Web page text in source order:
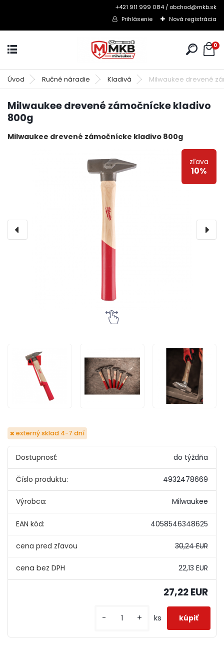
+421 911 999 084 / obchod@mkb.sk
Prihlásenie
Nová registrácia
0
Úvod Ručné náradie Kladivá Milwaukee drevené
Milwaukee drevené zámočnícke kladivo
800g
Milwaukee drevené zámočnícke kladivo 800g
zľava
10%
externý sklad 4-7 dní
Dostupnosť: do týždňa
Číslo produktu: 4932478669
Výrobca: Milwaukee
EAN kód: 4058546348625
cena pred zľavou 30,24 EUR
22,13 EUR
27,22 EUR
- + ks